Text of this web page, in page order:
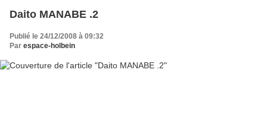
Daito MANABE .2
Publié le 24/12/2008 à 09:32
Par espace-holbein